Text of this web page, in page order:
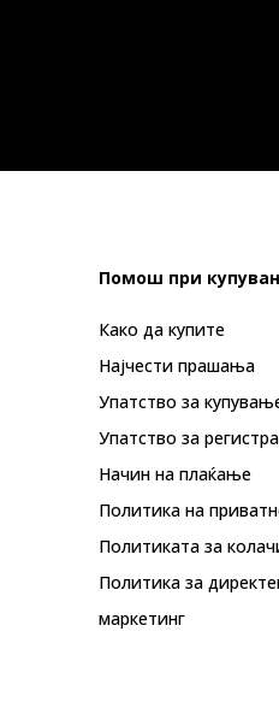
Помош при
Како да купите
Најчести прашања
Упатство за
Упатство за
Начин на плаќање
Политика на
Политиката за
Политика за
маркетинг